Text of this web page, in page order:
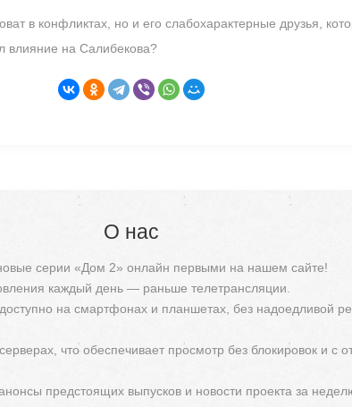
в конфликтах, но и его слабохарактерные друзья,
влияние на Салибекова?
О нас
серии «Дом 2» онлайн первыми на нашем сайте!
каждый день — раньше телетрансляции.
на смартфонах и планшетах, без надоедливой
что обеспечивает просмотр без блокировок и с
предстоящих выпусков и новости проекта за